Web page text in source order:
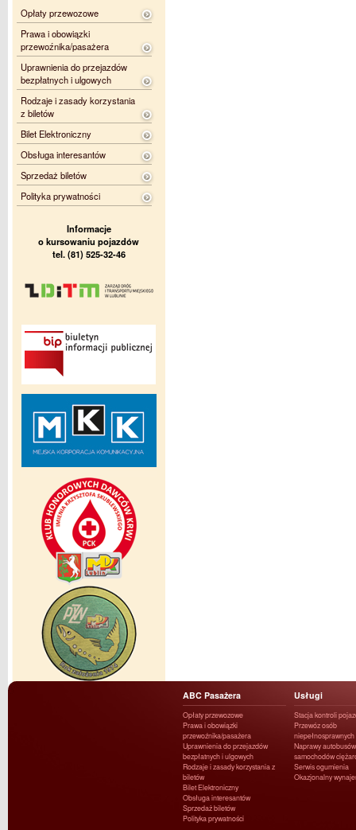
Opłaty przewozowe
Prawa i obowiązki
przewoźnika/pasażera
Uprawnienia do przejazdów
bezpłatnych i ulgowych
Rodzaje i zasady korzystania
z biletów
Bilet Elektroniczny
Obsługa interesantów
Sprzedaż biletów
Polityka prywatności
Informacje
o kursowaniu pojazdów
tel. (81) 525-32-46
ABC Pasażera
Opłaty przewozowe
Prawa i obowiązki
przewoźnika/pasażera
Uprawnienia do przejazdów
bezpłatnych i ulgowych
Rodzaje i zasady korzystania z
biletów
Bilet Elektroniczny
Obsługa interesantów
Sprzedaż biletów
Polityka prywatności
Usługi
Stacja kontroli
Przewóz osób
niepełnosprawnych
Naprawy
samochodów
Serwis ogumienia
Okazjonalny